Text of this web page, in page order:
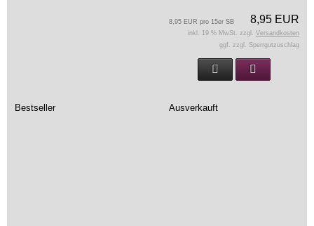
8,95 EUR
8,95 EUR pro 15er SB
inkl. 19 % MwSt. zzgl. Versandkosten
ggf. zzgl. Sperrgutzuschlag
Bestseller Ausverkauft